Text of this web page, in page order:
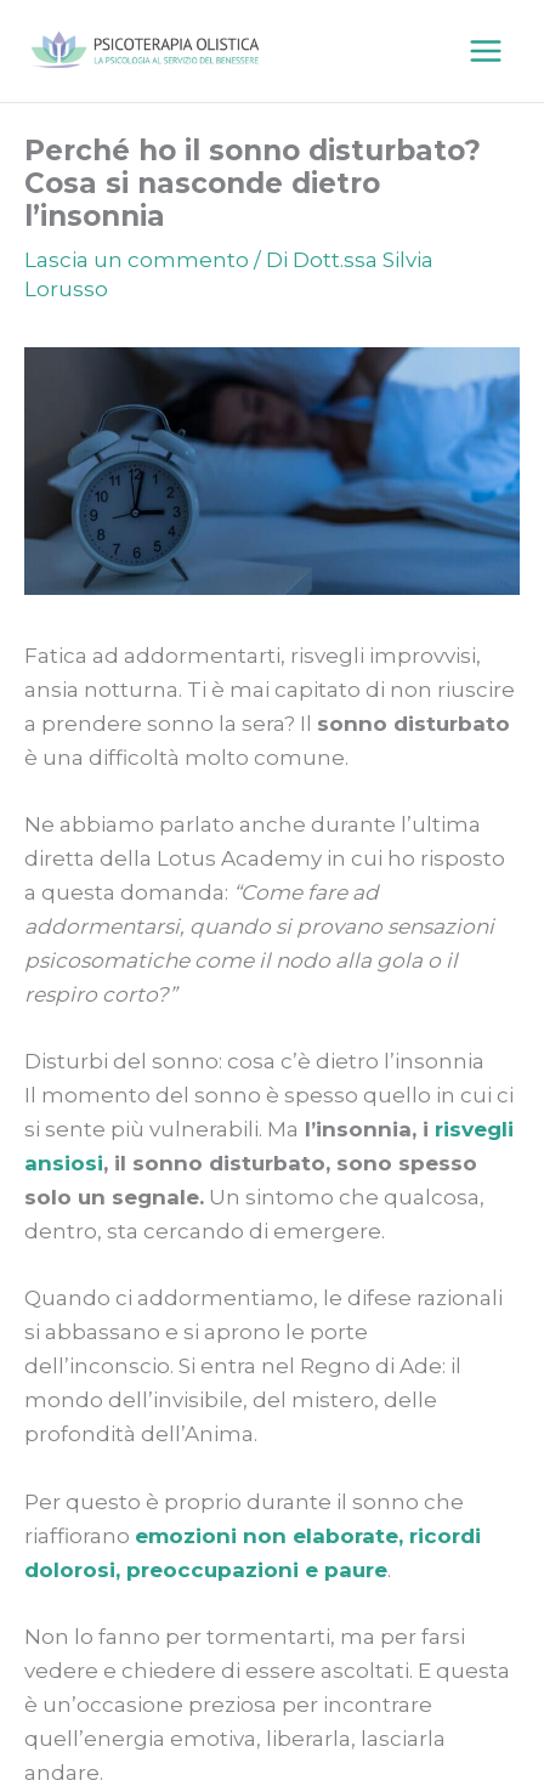
Perché ho il sonno disturbato?
Cosa si nasconde dietro
l’insonnia
Lascia un commento / Di Dott.ssa Silvia
Lorusso
Fatica ad addormentarti, risvegli improvvisi,
ansia notturna. Ti è mai capitato di non riuscire
a prendere sonno la sera? Il sonno disturbato
è una difficoltà molto comune.
Ne abbiamo parlato anche durante l’ultima
diretta della Lotus Academy in cui ho risposto
a questa domanda: “Come fare ad
addormentarsi, quando si provano sensazioni
psicosomatiche come il nodo alla gola o il
respiro corto?”
Disturbi del sonno: cosa c’è dietro l’insonnia
Il momento del sonno è spesso quello in cui ci
si sente più vulnerabili. Ma l’insonnia, i risvegli
ansiosi, il sonno disturbato, sono spesso
solo un segnale. Un sintomo che qualcosa,
dentro, sta cercando di emergere.
Quando ci addormentiamo, le difese razionali
si abbassano e si aprono le porte
dell’inconscio. Si entra nel Regno di Ade: il
mondo dell’invisibile, del mistero, delle
profondità dell’Anima.
Per questo è proprio durante il sonno che
riaffiorano emozioni non elaborate, ricordi
dolorosi, preoccupazioni e paure.
Non lo fanno per tormentarti, ma per farsi
vedere e chiedere di essere ascoltati. E questa
è un’occasione preziosa per incontrare
quell’energia emotiva, liberarla, lasciarla
andare.